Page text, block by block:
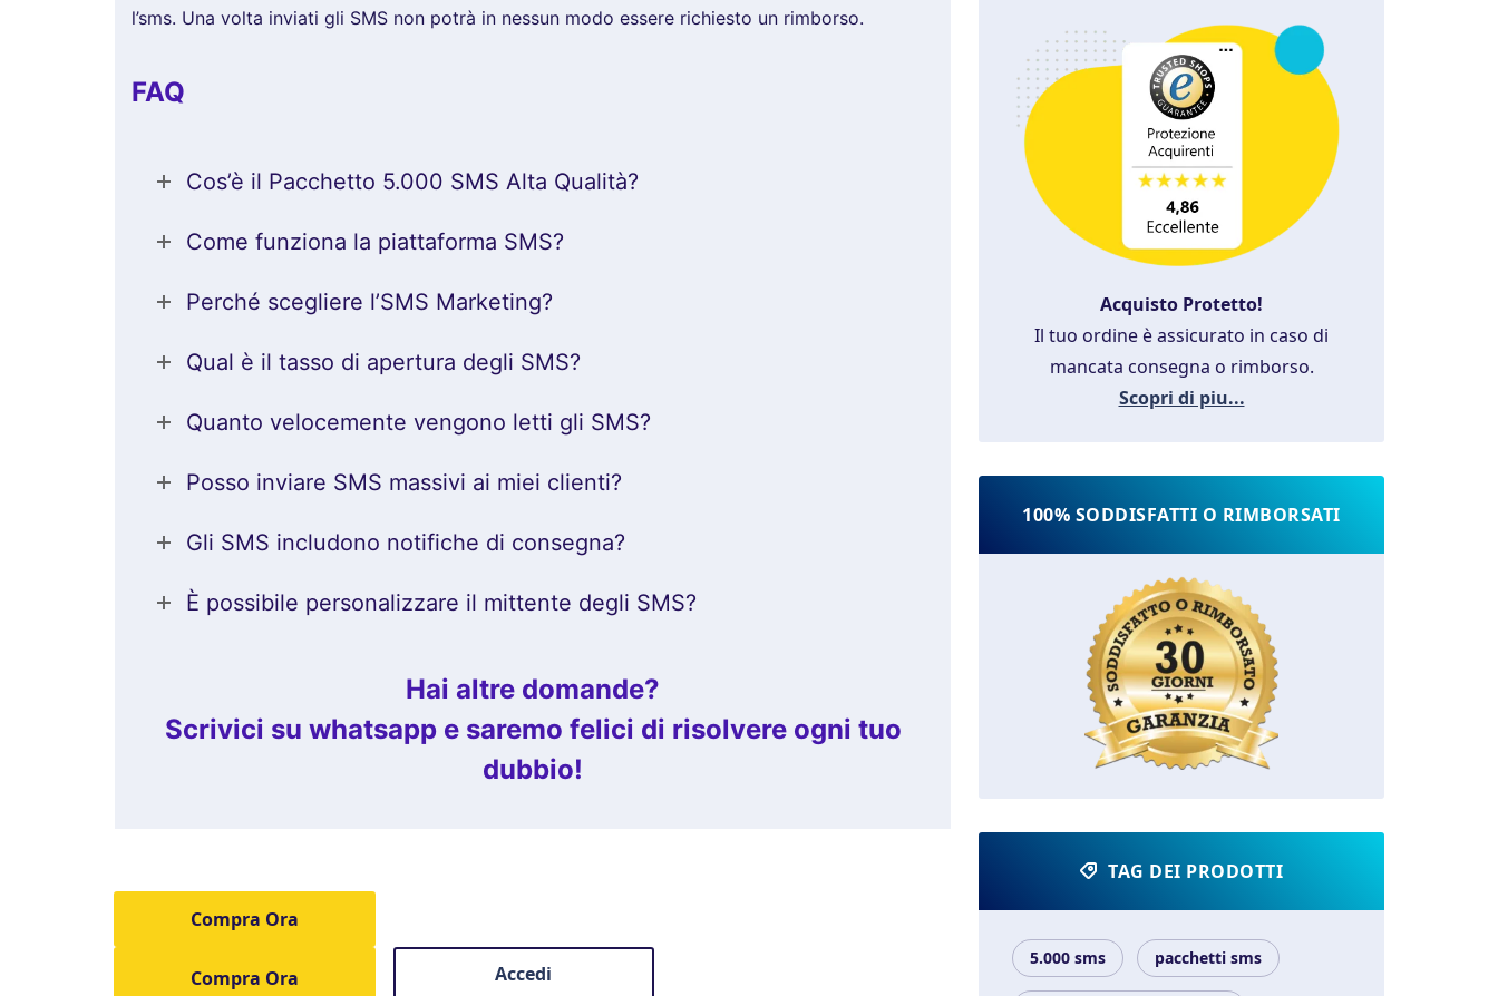
l’sms. Una volta inviati gli SMS non potrà in nessun modo essere richiesto un rimborso.
FAQ
Cos’è il Pacchetto 5.000 SMS Alta Qualità?
Come funziona la piattaforma SMS?
Perché scegliere l’SMS Marketing?
Qual è il tasso di apertura degli SMS?
Quanto velocemente vengono letti gli SMS?
Posso inviare SMS massivi ai miei clienti?
Gli SMS includono notifiche di consegna?
È possibile personalizzare il mittente degli SMS?
Hai altre domande?
Scrivici su whatsapp e saremo felici di risolvere ogni tuo
dubbio!
Compra Ora
Accedi
Acquisto Protetto!
Il tuo ordine è assicurato in caso di
mancata consegna o rimborso.
Scopri di piu...
100% SODDISFATTI O RIMBORSATI
TAG DEI PRODOTTI
5.000 sms pacchetti sms